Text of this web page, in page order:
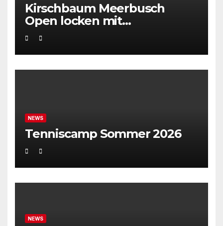
Kirschbaum Meerbusch
Open locken mit
Weltklassetennis
NEWS
Tenniscamp Sommer 2026
NEWS